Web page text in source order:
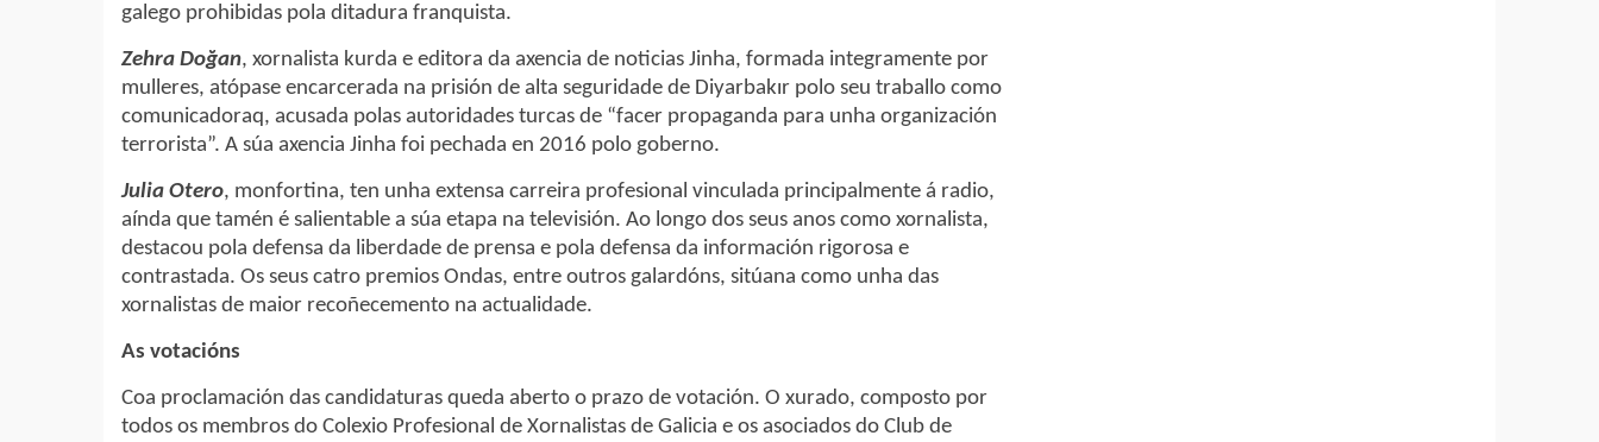
galego prohibidas pola ditadura franquista.
Zehra Doğan, xornalista kurda e editora da axencia de noticias Jinha, formada integramente por
mulleres, atópase encarcerada na prisión de alta seguridade de Diyarbakır polo seu traballo como
comunicadoraq, acusada polas autoridades turcas de “facer propaganda para unha organización
terrorista”. A súa axencia Jinha foi pechada en 2016 polo goberno.
Julia Otero, monfortina, ten unha extensa carreira profesional vinculada principalmente á radio,
aínda que tamén é salientable a súa etapa na televisión. Ao longo dos seus anos como xornalista,
destacou pola defensa da liberdade de prensa e pola defensa da información rigorosa e
contrastada. Os seus catro premios Ondas, entre outros galardóns, sitúana como unha das
xornalistas de maior recoñecemento na actualidade.
As votacións
Coa proclamación das candidaturas queda aberto o prazo de votación. O xurado, composto por
todos os membros do Colexio Profesional de Xornalistas de Galicia e os asociados do Club de